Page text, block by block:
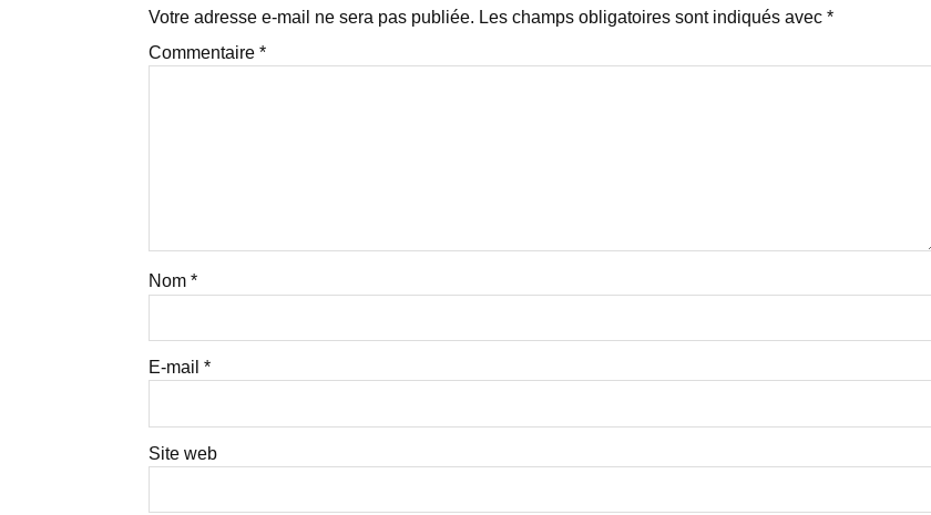
Votre adresse e-mail ne sera pas publiée. Les champs obligatoires sont indiqués avec *
Commentaire *
Nom *
E-mail *
Site web